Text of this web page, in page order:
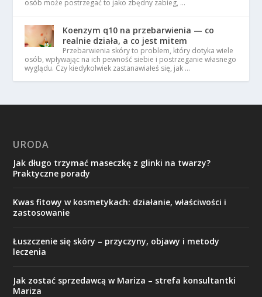
osób może postrzegać to jako zbędny zabieg, …
Koenzym q10 na przebarwienia — co
realnie działa, a co jest mitem
Przebarwienia skóry to problem, który dotyka wiele
osób, wpływając na ich pewność siebie i postrzeganie własnego
wyglądu. Czy kiedykolwiek zastanawiałeś się, jak …
URODA
Jak długo trzymać maseczkę z glinki na twarzy?
Praktyczne porady
Kwas fitowy w kosmetykach: działanie, właściwości i
zastosowanie
Łuszczenie się skóry – przyczyny, objawy i metody
leczenia
Jak zostać sprzedawcą w Mariza – strefa konsultantki
Mariza